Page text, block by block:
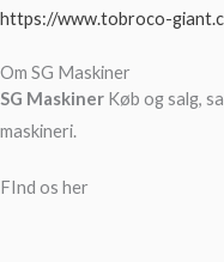
https://www.tobroco-
Om SG Maskiner
SG Maskiner Køb og salg,
maskineri.
FInd os her